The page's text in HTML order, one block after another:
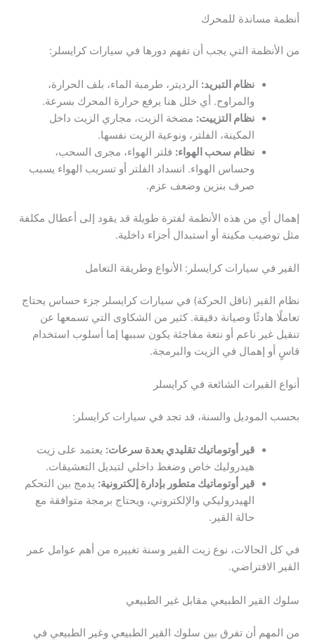
أنظمة مساندة للمحرك
من الأنظمة التي يجب أن تفهم دورها في سيارات كرايسلر:
نظام التبريد: الرديتر، طرمبة الماء، بلف الحرارة،
والمراوح. أي خلل هنا يرفع حرارة المحرك بسرعة.
نظام التزييت: مضخة الزيت، مجاري الزيت داخل
المكينة، الفلتر، ونوعية الزيت نفسها.
نظام سحب الهواء: فلتر الهواء، مجرى السحب،
وحساس الهواء. انسداد الفلتر أو تسريب الهواء يسبب
صرف بنزين وضعف عزم.
إهمال أي من هذه الأنظمة لفترة طويلة قد يقود إلى أعطال مكلفة
مثل توضيب مكينة أو استبدال أجزاء داخلية.
القير في سيارات كرايسلر: الأنواع وطريقة التعامل
نظام القير (ناقل الحركة) في سيارات كرايسلر جزء حساس يحتاج
تعاملًا هادئًا وصيانة دقيقة. كثير من الشكاوى التي تسمعها عن
تنقيل غير ناعم أو نتعة مفاجئة يكون سببها إما أسلوب استخدام
قاسٍ أو إهمال في الزيت والبرمجة.
أنواع القيرات الشائعة في كرايسلر
بحسب الموديل والسنة، قد تجد في سيارات كرايسلر:
قير أوتوماتيك تقليدي بعدة سرعات: يعتمد على زيت
هيدروليك خاص وضغط داخلي لتبديل التعشيقات.
قير أوتوماتيك متطور بإدارة إلكترونية: يدمج بين التحكم
الهيدروليكي والإلكتروني، ويحتاج برمجة متوافقة مع
حالة القير.
في كل الحالات، نوع زيت القير وسنة تغييره من أهم عوامل عمر
القير الافتراضي.
سلوك القير الطبيعي مقابل غير الطبيعي
من المهم أن تفرق بين سلوك القير الطبيعي وغير الطبيعي في